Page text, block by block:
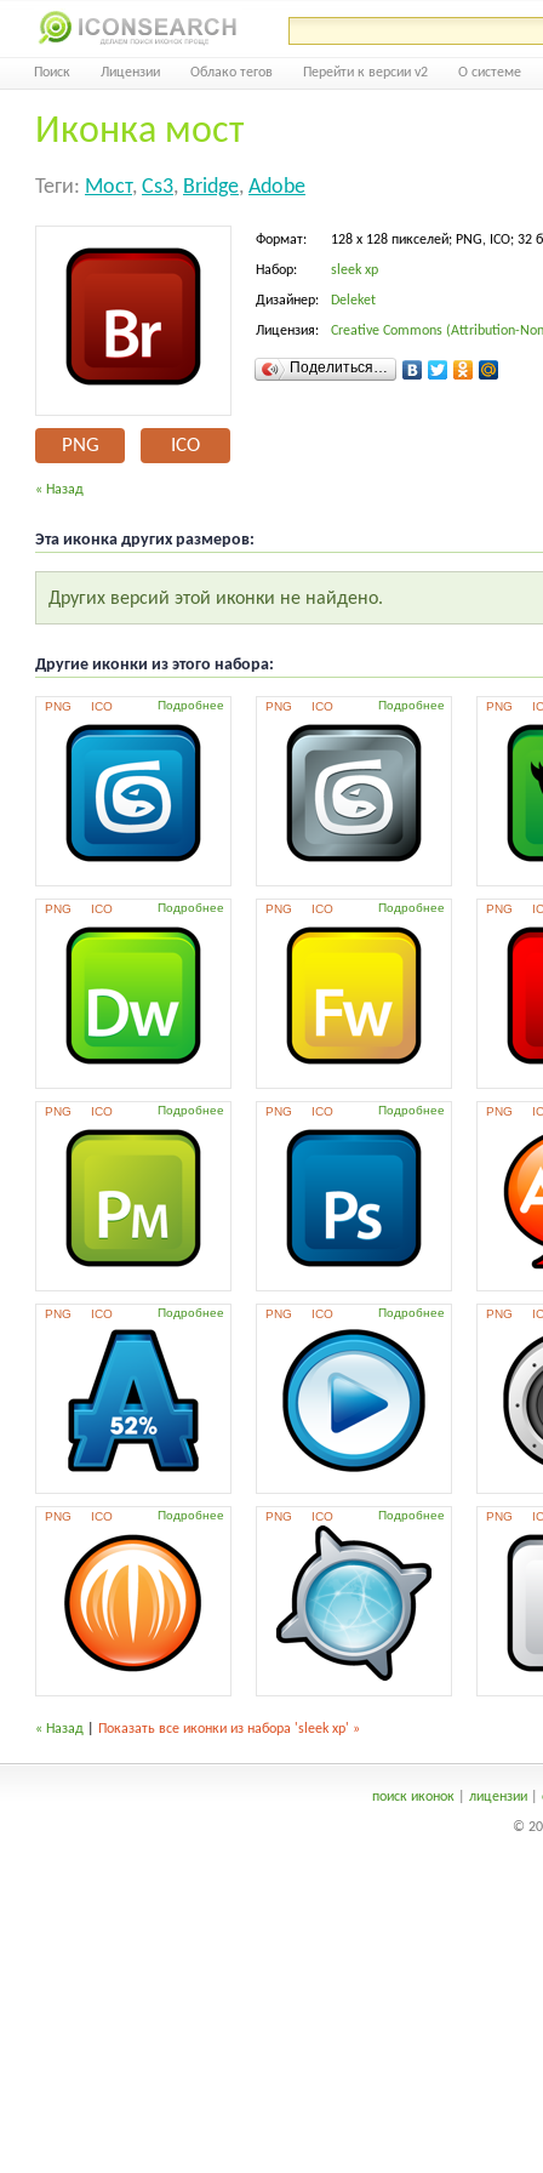
Поиск Лицензии Облако тегов Перейти к версии v2 О системе
Иконка мост
Теги: Мост, Cs3, Bridge, Adobe
PNG ICO
Формат: 128 x 128 пикселей; PNG, ICO; 32
Набор: sleek xp
Дизайнер: Deleket
Лицензия: Creative Commons (Attribution-
Поделиться…
« Назад
Эта иконка других размеров:
Других версий этой иконки не найдено.
Другие иконки из этого набора:
PNG ICO Подробнее PNG ICO Подробнее PNG
PNG ICO Подробнее PNG ICO Подробнее PNG
PNG ICO Подробнее PNG ICO Подробнее PNG
PNG ICO Подробнее PNG ICO Подробнее PNG
PNG ICO Подробнее PNG ICO Подробнее PNG
« Назад Показать все иконки из набора 'sleek xp' »
поиск иконок| лицензии|
©